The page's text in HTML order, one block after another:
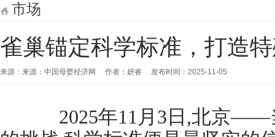
市场
雀巢锚定科学标准，打造
来源：来源：中国母婴经济网 作者：妍睿 发布时间：2025-11-05
2025年11月3日,北京——